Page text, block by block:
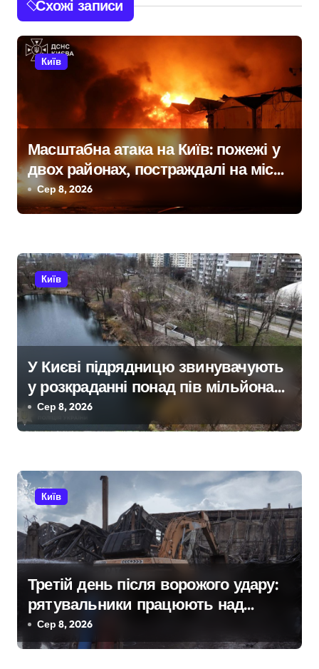
г
а
і
я
з
а
п
и
с
і
Схожі записи
Київ
Масштабна атака на Київ: пожежі у
двох районах, постраждалі на місці
події
Сер 8, 2026
Київ
У Києві підрядницю звинувачують
у розкраданні понад пів мільйона
гривень під час ремонту зони
«Вербне»
Сер 8, 2026
Київ
Третій день після ворожого удару:
рятувальники працюють над
наслідками масованої атаки в
Київському регіоні
Сер 8, 2026